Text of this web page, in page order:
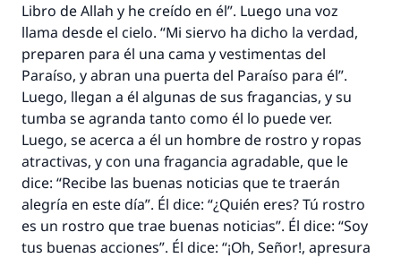
Libro de Allah y he creído en él”. Luego una voz
llama desde el cielo. “Mi siervo ha dicho la verdad,
preparen para él una cama y vestimentas del
Paraíso, y abran una puerta del Paraíso para él”.
Luego, llegan a él algunas de sus fragancias, y su
tumba se agranda tanto como él lo puede ver.
Luego, se acerca a él un hombre de rostro y ropas
atractivas, y con una fragancia agradable, que le
dice: “Recibe las buenas noticias que te traerán
alegría en este día”. Él dice: “¿Quién eres? Tú rostro
es un rostro que trae buenas noticias”. Él dice: “Soy
tus buenas acciones”. Él dice: “¡Oh, Señor!, apresura